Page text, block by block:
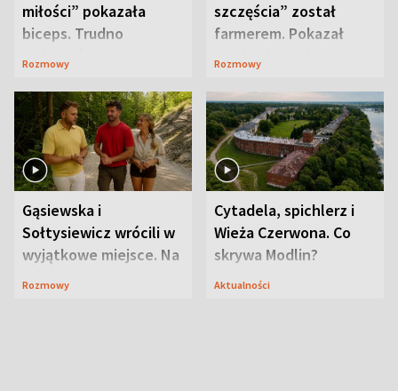
miłości” pokazała
biceps. Trudno
uwierzyć, co przeszła
Rozmowy
szczęścia” został
farmerem. Pokazał
swoje niezwykłe
Rozmowy
Gąsiewska i
Sołtysiewicz wrócili w
wyjątkowe miejsce. Na
szlaku czekał
Rozmowy
Cytadela, spichlerz i
Wieża Czerwona. Co
skrywa Modlin?
Aktualności